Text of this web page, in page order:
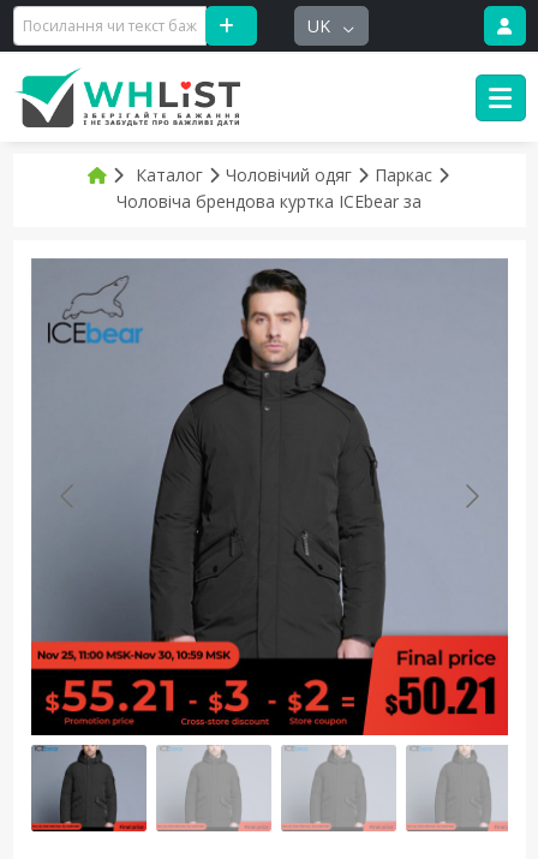
UK
Каталог Чоловічий одяг
Паркас
Чоловіча брендова куртка ICEbear за